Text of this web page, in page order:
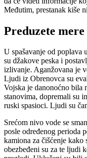
Međutim, prestanak kiše
Preduzete mere
U spašavanje od poplava
su džakove peska i
izlivanje. Aganžovana je
Ljudi iz Obrenovca su
Vojska je danonoćno bila
stanovima, dopremali su
ruski spasioci. Ljudi su
Srećom nivo vode se
posle određenog perioda
kamiona za čišćenje kako
obezbeđeni su za te ljudi